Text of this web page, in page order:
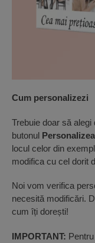
Cum personalizezi
Trebuie doar să
butonul
locul celor din
modifica cu cel dorit
Noi vom verifica
necesită modificări.
cum îți dorești!
IMPORTANT: